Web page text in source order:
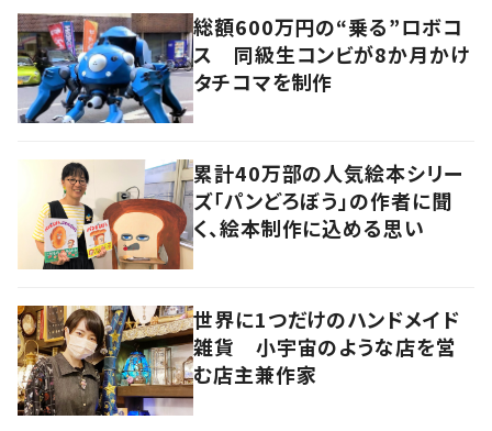
総額600万円の“乗る”ロボコ
ス 同級生コンビが8か月かけ
タチコマを制作
累計40万部の人気絵本シリー
ズ「パンどろぼう」の作者に聞
く、絵本制作に込める思い
世界に1つだけのハンドメイド
雑貨 小宇宙のような店を営
む店主兼作家